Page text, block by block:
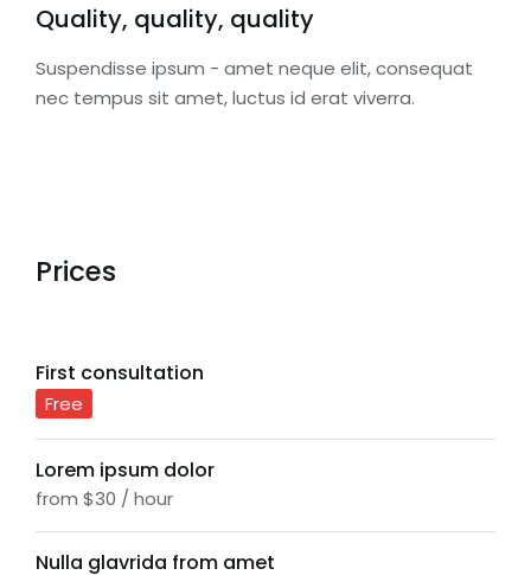
Quality, quality, quality
Suspendisse ipsum - amet neque elit, consequat
nec tempus sit amet, luctus id erat viverra.
Prices
First consultation
Free
Lorem ipsum dolor
from $30 / hour
Nulla glavrida from amet